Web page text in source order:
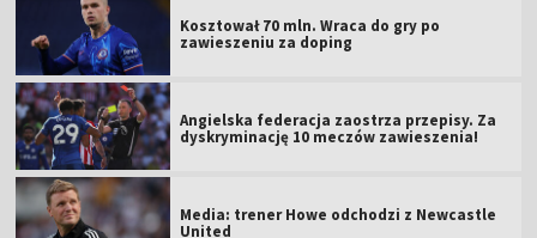
Kosztował 70 mln. Wraca do gry po
zawieszeniu za doping
Angielska federacja zaostrza przepisy. Za
dyskryminację 10 meczów zawieszenia!
Media: trener Howe odchodzi z Newcastle
United